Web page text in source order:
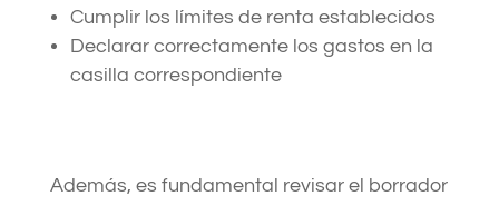
Cumplir los límites de renta establecidos
Declarar correctamente los gastos en la
casilla correspondiente
Además, es fundamental revisar el borrador